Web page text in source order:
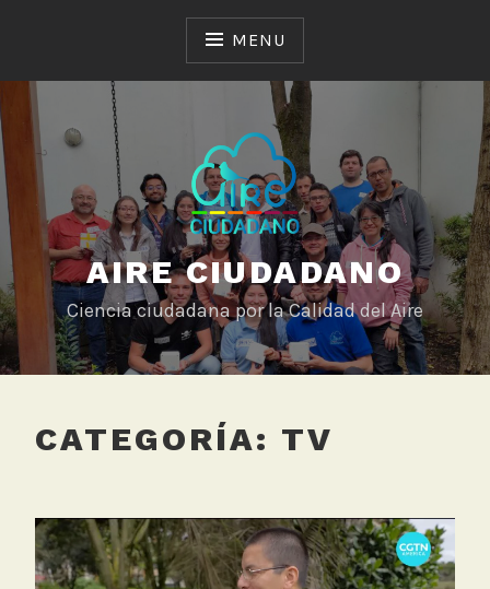
MENU
AIRE CIUDADANO
Ciencia ciudadana por la Calidad del Aire
CATEGORÍA: TV